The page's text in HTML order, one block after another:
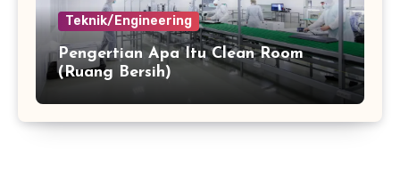
Teknik/Engineering
Pengertian Apa Itu Clean Room
(Ruang Bersih)